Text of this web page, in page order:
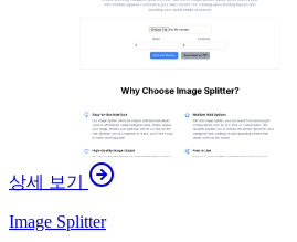
상세 보기
Image Splitter